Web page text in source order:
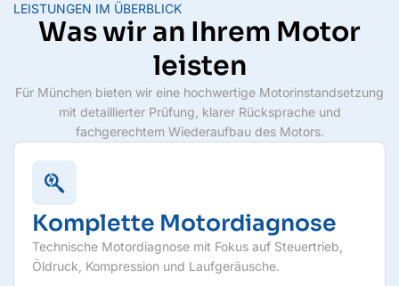
LEISTUNGEN IM ÜBERBLICK
Was wir an Ihrem Motor
leisten
Für München bieten wir eine hochwertige Motorinstandsetzung
mit detaillierter Prüfung, klarer Rücksprache und
fachgerechtem Wiederaufbau des Motors.
Komplette Motordiagnose
Technische Motordiagnose mit Fokus auf Steuertrieb,
Öldruck, Kompression und Laufgeräusche.